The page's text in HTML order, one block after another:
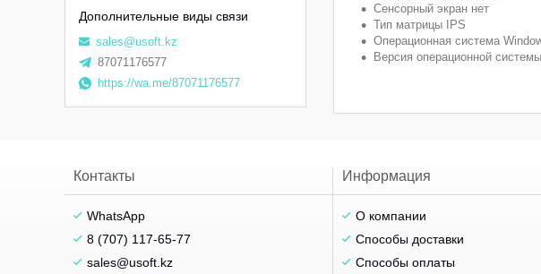
Сенсорный экран нет
Тип матрицы IPS
Операционная система
Версия операционной
sales@usoft.kz
87071176577
https://wa.me/87071176577
Контакты
WhatsApp
8 (707) 117-65-77
sales@usoft.kz
Информация
О компании
Способы доставки
Способы оплаты